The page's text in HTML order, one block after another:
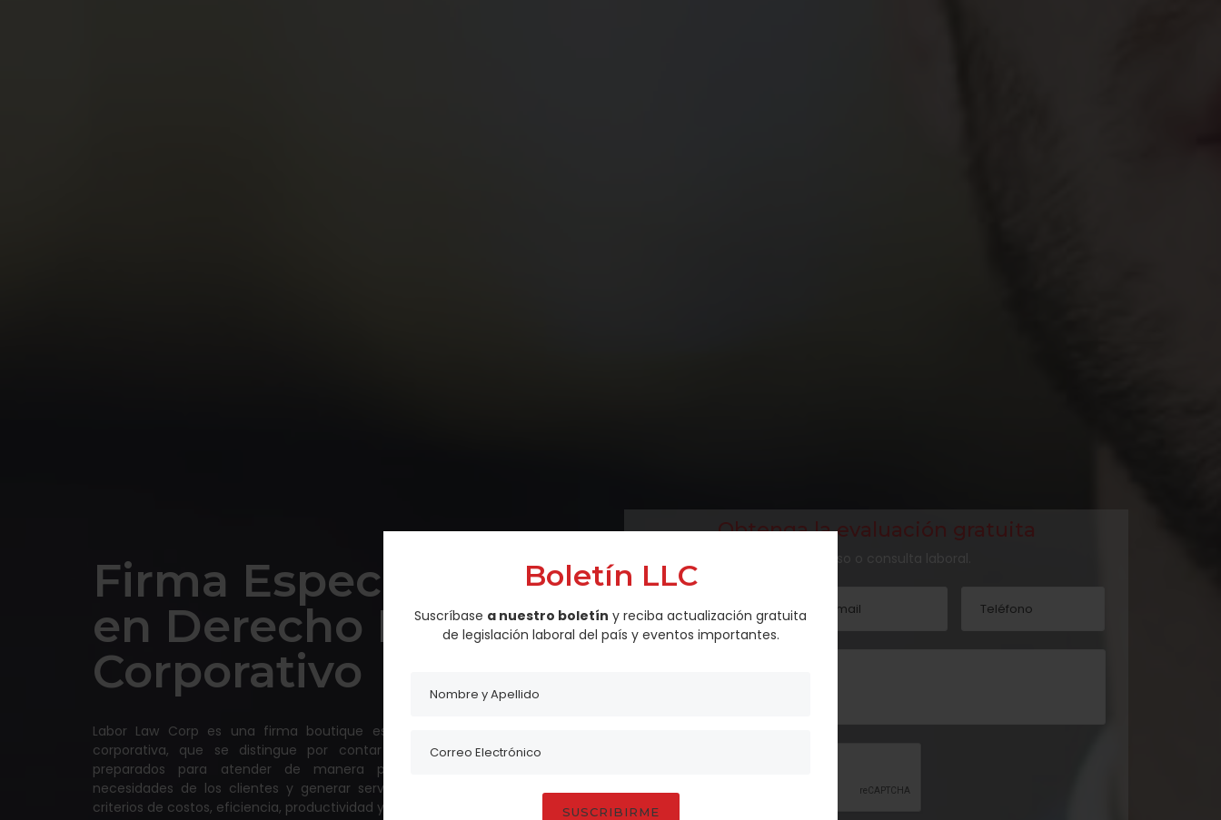
Boletín LLC
Suscríbase a nuestro boletín y reciba actualización gratuita
de legislación laboral del país y eventos importantes.
SUSCRIBIRME
Firma Especializada
en Derecho Laboral
Corporativo
Labor Law Corp es una firma boutique especializada en asesoría laboral
corporativa, que se distingue por contar con un equipo de abogados
preparados para atender de manera personalizada y preventiva las
necesidades de los clientes y generar servicios a la medida considerando
criterios de costos, eficiencia, productividad y rentabilidad.
Obtenga la evaluación gratuita